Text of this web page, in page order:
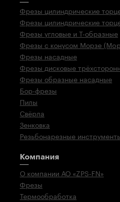
Фрезы цилиндрические
Фрезы цилиндрические
Фрезы угловые и Т-образные
Фрезы с конусом Морзе
Фрезы насадные
Фрезы дисковые
Фрезы образные насадные
Бор-фрезы
Пилы
Свёрла
Зенковка
Резьбонарезные
Компания
О компании АО «ZPS-FN»
Фрезы
Термообработка